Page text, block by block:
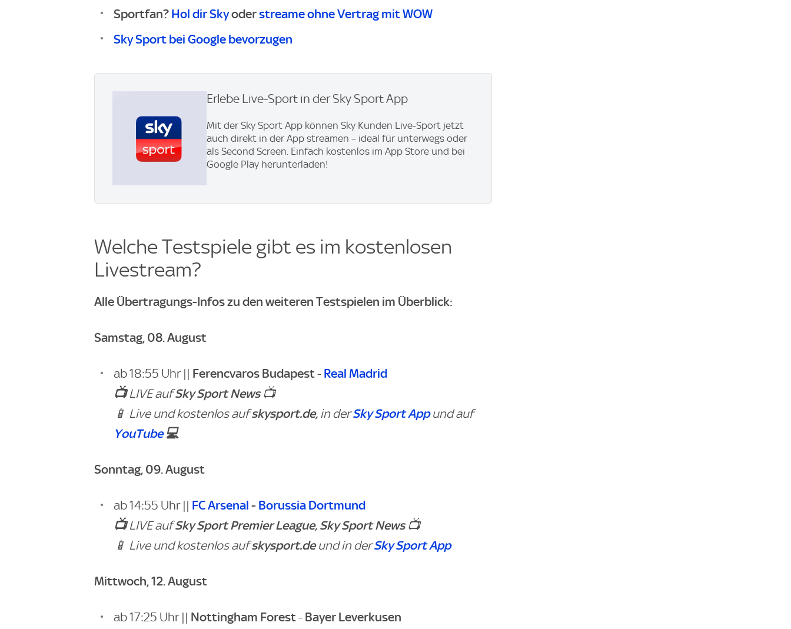
Sportfan? Hol dir Skyoderstreame ohne Vertrag mit WOW
Sky Sport bei Google bevorzugen
Erlebe Live-Sport in der Sky Sport App
Mit der Sky Sport App können Sky Kunden Live-Sport jetzt
auch direkt in der App streamen – ideal für unterwegs oder
als Second Screen. Einfach kostenlos im App Store und bei
Google Play herunterladen!
Welche Testspiele gibt es im kostenlosen
Livestream?
Alle Übertragungs-Infos zu den weiteren Testspielen im Überblick:
Samstag, 08. August
ab 18:55 Uhr || Ferencvaros Budapest- Real Madrid
📺LIVE aufSky Sport News📺
📱 Live und kostenlos aufskysport.de, in derSky Sport Appund auf
YouTube💻
Sonntag, 09. August
ab 14:55 Uhr || FC Arsenal - Borussia Dortmund
📺LIVE aufSky Sport Premier League, Sky Sport News📺
📱 Live und kostenlos aufskysport.deund in derSky Sport App
Mittwoch, 12. August
ab 17:25 Uhr || Nottingham Forest- Bayer Leverkusen